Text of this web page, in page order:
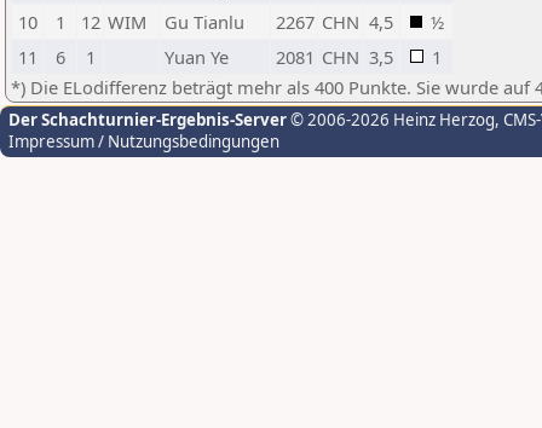
10
1 12 WIM Gu Tianlu 2267 CHN 4,5
½
11
6 1 Yuan Ye 2081 CHN 3,5
1
*) Die ELodifferenz beträgt mehr als 400 Punkte. Sie wurde auf
Der Schachturnier-Ergebnis-Server© 2006-2026 Heinz Herzog,
Impressum / Nutzungsbedingungen